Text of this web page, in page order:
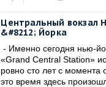
Центральный вокзал
&#8212; Йорка
- Именно сегодня нью-
«Grand Central Station»
ровно сто лет с момента
это время здесь